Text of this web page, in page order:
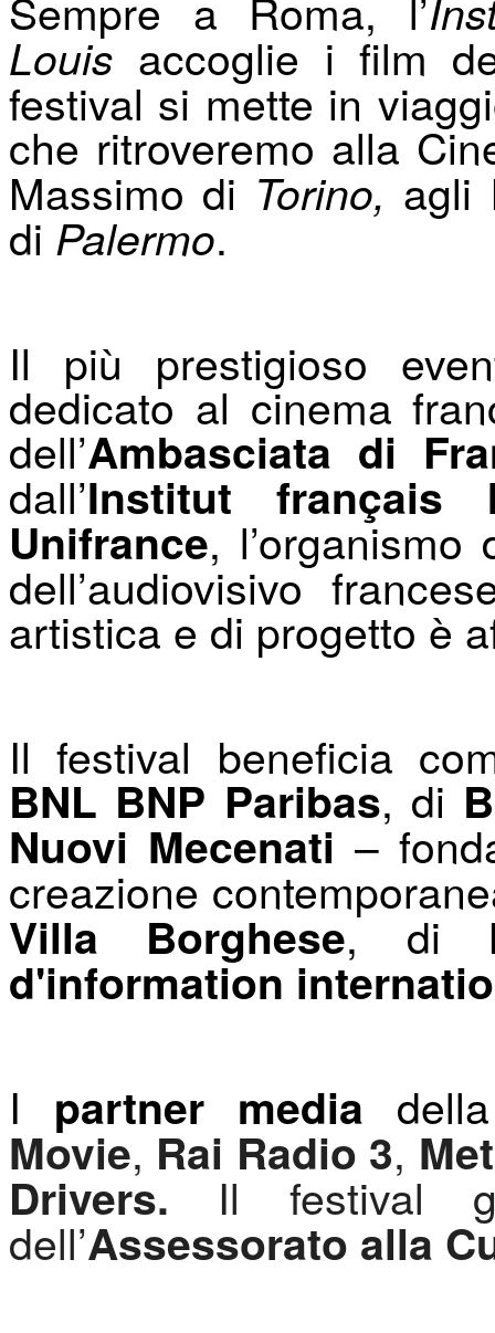
Louis accoglie i film
festival si mette in
che ritroveremo alla
Massimo di Torino, agli
di Palermo.
Il più prestigioso
dedicato al cinema
dell’Ambasciata di
dall’Institut français
Unifrance,
dell’audiovisivo
artistica e di progetto è
Il festival beneficia
BNL BNP Paribas, di
Nuovi Mecenati –
creazione
Villa Borghese, di
d'information
I partner media
Movie, Rai Radio 3,
Drivers. Il festival
dell’Assessorato alla